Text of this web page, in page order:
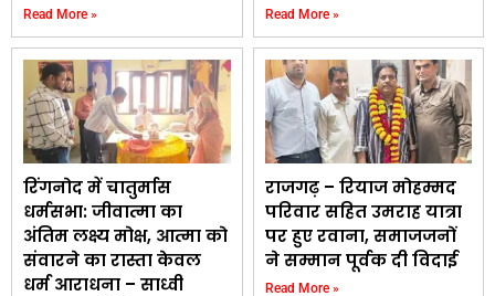
Read More » Read More »
रिंगनोद में चातुर्मास
धर्मसभा: जीवात्मा का
अंतिम लक्ष्य मोक्ष, आत्मा को
संवारने का रास्ता केवल
धर्म आराधना – साध्वी
राजगढ़ – रियाज मोहम्मद
परिवार सहित उमराह यात्रा
पर हुए रवाना, समाजजनों
ने सम्मान पूर्वक दी विदाई
Read More »